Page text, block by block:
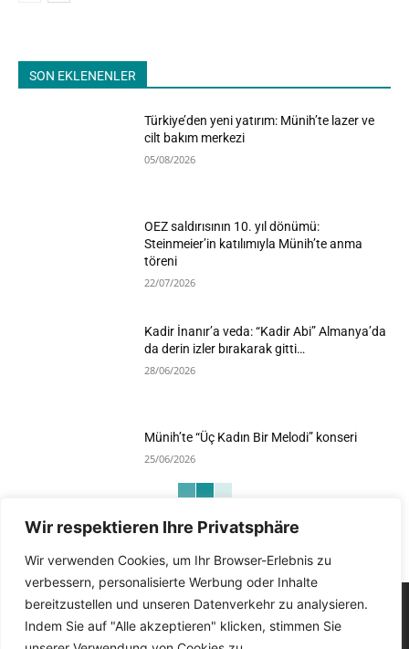
Wir respektieren Ihre Privatsphäre
Wir verwenden Cookies, um Ihr Browser-Erlebnis zu
verbessern, personalisierte Werbung oder Inhalte
bereitzustellen und unseren Datenverkehr zu analysieren.
Indem Sie auf "Alle akzeptieren" klicken, stimmen Sie
SON EKLENENLER
Türkiye’den yeni yatırım: Münih’te lazer ve
cilt bakım merkezi
05/08/2026
OEZ saldırısının 10. yıl dönümü:
Steinmeier’in katılımıyla Münih’te anma
töreni
22/07/2026
Kadir İnanır’a veda: “Kadir Abi” Almanya’da
da derin izler bırakarak gitti…
28/06/2026
Münih’te “Üç Kadın Bir Melodi” konseri
25/06/2026
Devamını Göster